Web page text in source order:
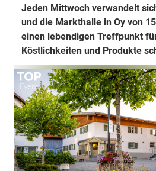
Jeden Mittwoch verwandelt
und die Markthalle in Oy von
einen lebendigen Treffpunkt
Köstlichkeiten und Produkte